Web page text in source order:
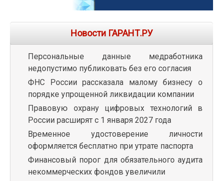
Новости ГАРАНТ.РУ
Персональные данные медработника
недопустимо публиковать без его согласия
ФНС России рассказала малому бизнесу о
порядке упрощенной ликвидации компании
Правовую охрану цифровых технологий в
России расширят с 1 января 2027 года
Временное удостоверение личности
оформляется бесплатно при утрате паспорта
Финансовый порог для обязательного аудита
некоммерческих фондов увеличили